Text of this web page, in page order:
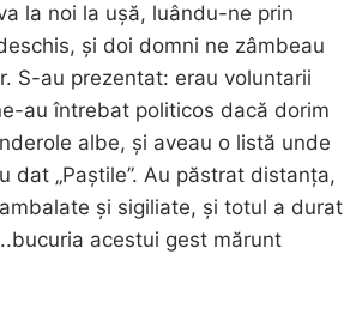
la noi la ușă, luându-ne prin
și doi domni ne zâmbeau
S-au prezentat: erau voluntarii
au întrebat politicos dacă dorim
albe, și aveau o listă unde
„Paștile”. Au păstrat distanța,
și sigiliate, și totul a durat
acestui gest mărunt